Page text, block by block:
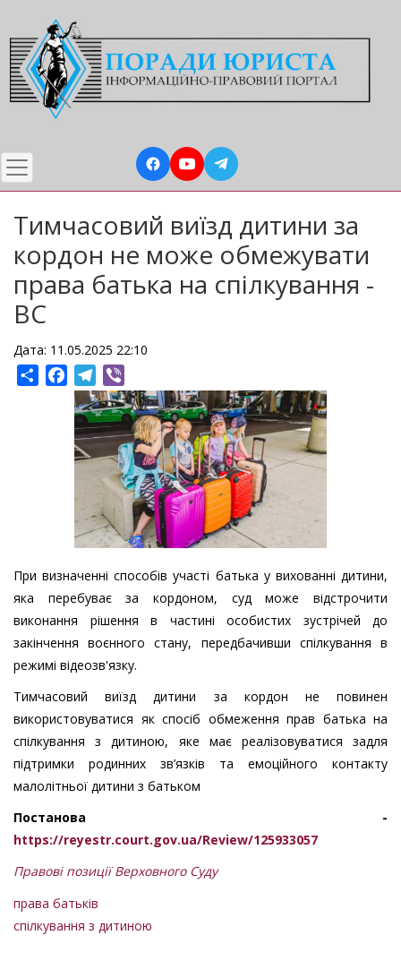
до
основного
вмісту
Тимчасовий виїзд дитини за
кордон не може обмежувати
права батька на спілкування -
ВС
Дата: 11.05.2025 22:10
ShareFacebookTelegram
При визначенні способів участі батька у вихованні дитини,
яка перебуває за кордоном, суд може відстрочити
виконання рішення в частині особистих зустрічей до
закінчення воєнного стану, передбачивши спілкування в
режимі відеозв'язку.
Тимчасовий виїзд дитини за кордон не повинен
використовуватися як спосіб обмеження прав батька на
спілкування з дитиною, яке має реалізовуватися задля
підтримки родинних зв’язків та емоційного контакту
малолітньої дитини з батьком
Постанова -
https://reyestr.court.gov.ua/Review/125933057
Правові позиції Верховного Суду
права батьків
спілкування з дитиною